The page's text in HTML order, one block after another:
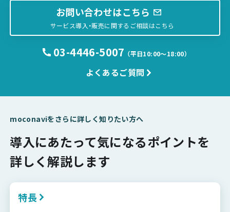
お問い合わせはこちら
サービス導入・販売に関するご相談はこちら
03-4446-5007 （平日10:00〜18:00）
よくあるご質問
moconaviをさらに詳しく知りたい方へ
導入にあたって気になるポイントを
詳しく解説します
特長